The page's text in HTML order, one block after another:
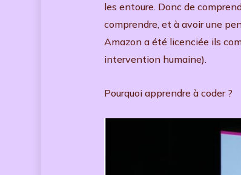
les entoure. Donc de
comprendre, et à avoir une
Amazon a été licenciée ils
intervention humaine).
Pourquoi apprendre à coder ?